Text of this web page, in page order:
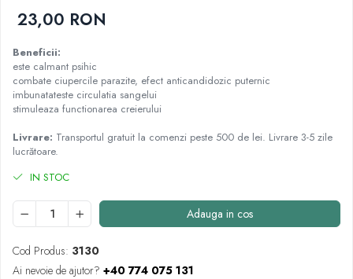
Gemoterapie
Plante medicinale
Tincturi
Minerale și Oligoelemente
Argilă
Calciu
Electroliți
Fier
Magneziu
Multiminerale
Quinton
23,00 RON
Beneficii:
este calmant psihic
combate ciupercile parazite, efect anticandidozic puternic
imbunatateste circulatia sangelui
stimuleaza functionarea creierului
Livrare: Transportul gratuit la comenzi peste 500 de lei. Livrare 3-5 zile
lucrătoare.
IN STOC
Adauga in cos
Cod Produs: 3130
Ai nevoie de ajutor? +40 774 075 131